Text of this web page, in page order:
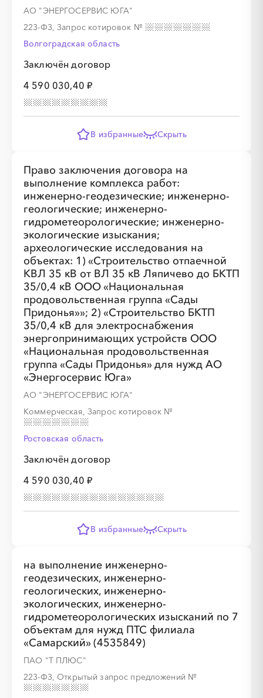
АО "ЭНЕРГОСЕРВИС ЮГА"
223-ФЗ, Запрос котировок №
Волгоградская область
Заключён договор
4 590 030,40 ₽
В избранные Скрыть
Право заключения договора на
выполнение комплекса работ:
инженерно-геодезические; инженерно-
геологические; инженерно-
гидрометеорологические; инженерно-
экологические изыскания;
археологические исследования на
объектах: 1) «Строительство отпаечной
КВЛ 35 кВ от ВЛ 35 кВ Ляпичево до БКТП
35/0,4 кВ ООО «Национальная
продовольственная группа «Сады
Придонья»»; 2) «Строительство БКТП
35/0,4 кВ для электроснабжения
энергопринимающих устройств ООО
«Национальная продовольственная
группа «Сады Придонья» для нужд АО
«Энергосервис Юга»
АО "ЭНЕРГОСЕРВИС ЮГА"
Коммерческая, Запрос котировок №
Ростовская область
Заключён договор
4 590 030,40 ₽
В избранные Скрыть
на выполнение инженерно-
геодезических, инженерно-
геологических, инженерно-
экологических, инженерно-
гидрометеорологических изысканий по 7
объектам для нужд ПТС филиала
«Самарский» (4535849)
ПАО "Т ПЛЮС"
223-ФЗ, Открытый запрос предложений №